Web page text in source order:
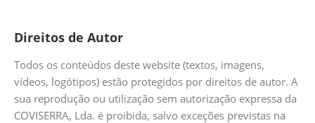
Direitos de Autor
Todos os conteúdos deste website (textos, imagens,
vídeos, logótipos) estão protegidos por direitos de autor. A
sua reprodução ou utilização sem autorização expressa da
COVISERRA, Lda. é proibida, salvo exceções previstas na